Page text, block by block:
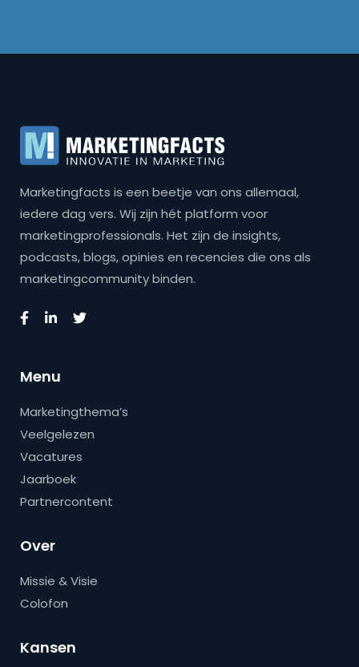
Marketingfacts is een beetje van ons allemaal,
iedere dag vers. Wij zijn hét platform voor
marketingprofessionals. Het zijn de insights,
podcasts, blogs, opinies en recencies die ons als
marketingcommunity binden.
Menu
Marketingthema’s
Veelgelezen
Vacatures
Jaarboek
Partnercontent
Over
Missie & Visie
Colofon
Kansen